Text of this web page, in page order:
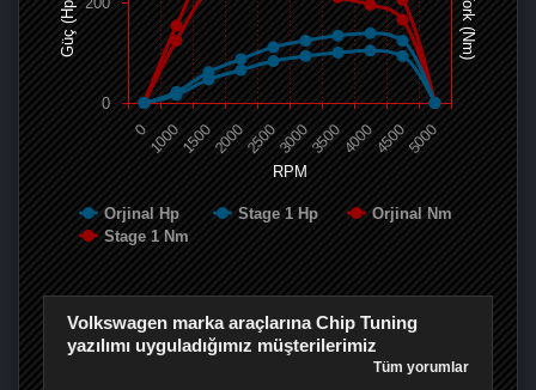
RPM
Güç (Hp) Tork (Nm)
Orjinal Hp Stage 1 Hp
Orjinal Nm
Stage 1 Nm
0 100015002000250030003500400045005000
0
Volkswagen marka araçlarına Chip Tuning
yazılımı uyguladığımız müşterilerimiz
Tüm yorumlar